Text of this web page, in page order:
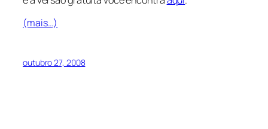
(mais…)
outubro 27, 2008